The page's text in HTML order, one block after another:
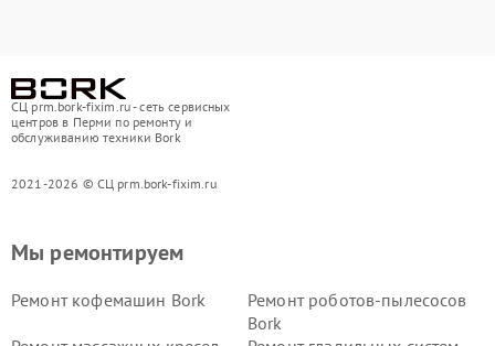
СЦ prm.bork-fixim.ru - сеть сервисных
центров в Перми по ремонту и
обслуживанию техники Bork
2021-2026 © СЦ prm.bork-fixim.ru
Мы ремонтируем
Ремонт кофемашин Bork
Ремонт роботов-пылесосов
Bork